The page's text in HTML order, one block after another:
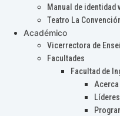
Manual de identidad
Teatro La
Académico
Vicerrectora de
Facultades
Facultad de
Acerca